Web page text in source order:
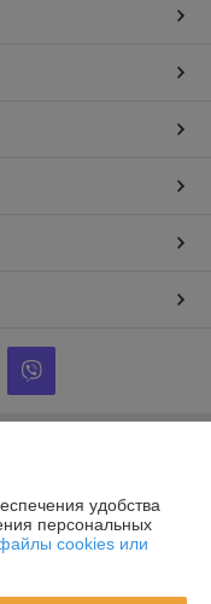
16.
удобства
персональных
cookies или